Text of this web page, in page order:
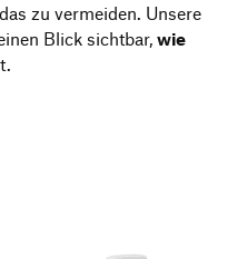
zu vermeiden. Unsere
Blick sichtbar, wie